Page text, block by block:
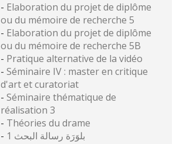
- Elaboration du projet de diplôme
ou du mémoire de recherche 5
- Elaboration du projet de diplôme
ou du mémoire de recherche 5B
- Pratique alternative de la vidéo
- Séminaire IV : master en critique
d'art et curatoriat
- Séminaire thématique de
réalisation 3
- Théories du drame
-
بلوَرَة رسالة البحث 1